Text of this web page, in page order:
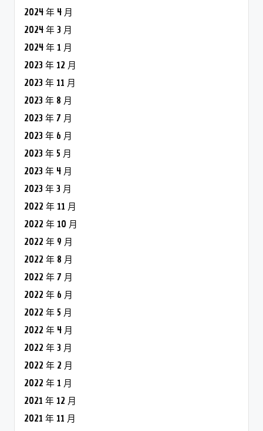
2024 年 4 月
2024 年 3 月
2024 年 1 月
2023 年 12 月
2023 年 11 月
2023 年 8 月
2023 年 7 月
2023 年 6 月
2023 年 5 月
2023 年 4 月
2023 年 3 月
2022 年 11 月
2022 年 10 月
2022 年 9 月
2022 年 8 月
2022 年 7 月
2022 年 6 月
2022 年 5 月
2022 年 4 月
2022 年 3 月
2022 年 2 月
2022 年 1 月
2021 年 12 月
2021 年 11 月